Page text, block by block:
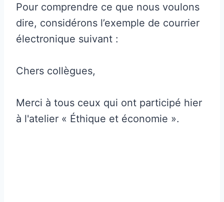
Pour comprendre ce que nous voulons
dire, considérons l’exemple de courrier
électronique suivant :
Chers collègues,
Merci à tous ceux qui ont participé hier
à l'atelier « Éthique et économie ».